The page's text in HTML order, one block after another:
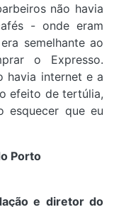
não havia
- onde eram
semelhante ao
o Expresso.
havia internet e a
efeito de tertúlia,
esquecer que eu
Porto
e diretor do